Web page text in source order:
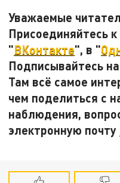
Уважаемые
Присоединяйтесь
"ВКонтакте", в "
Подписывайтесь
Там всё самое
чем поделиться с
наблюдения,
электронную почту